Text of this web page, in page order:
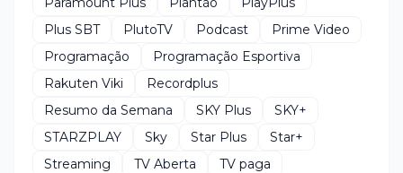
Plus SBT
PlutoTV Podcast
Prime Video
Programação
Programação Esportiva
Rakuten Viki
Recordplus
Resumo da Semana
SKY Plus
SKY+
STARZPLAY
Sky Star Plus
Star+
Streaming
TV Aberta
TV paga